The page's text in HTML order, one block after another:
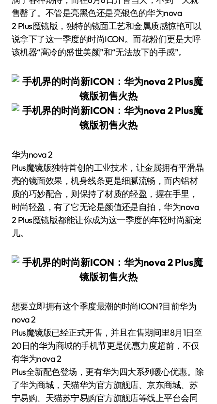
售罄了。不管是亮黑色还是亮银色的华为nova
2 Plus魔镜版，独特的镜面工艺和金属质感惊艳可以
说拿下了这一季度的时尚ICON。而花粉们更是大呼
该机器“高冷的盛世美颜”和“无法放下的手感”。
华为nova 2
Plus魔镜版独特首创的工业技术，让金属拥有平滑晶
亮的镜面效果，机身线条更是细腻流畅，而内铝材
质的巧妙配合，则保持了材质的轻盈，握在手里，
时尚轻盈，有了它无论是颜值还是自拍，华为nova
2 Plus魔镜版都能让你成为这一季度的年轻时尚新宠
儿。
想要立即拥有这个季度最潮的时尚ICON?目前华为
nova 2
Plus魔镜版已经正式开售，并且在售期间里8月1日至
20日的华为商城的手机节更是优惠力度超前，不仅
有华为nova 2
Plus全新配色登场，更有华为四大系列暖心优惠。除
了华为商城，天猫华为官方旗舰店、京东商城、苏
宁易购、天猫苏宁易购官方旗舰店等线上平台会同